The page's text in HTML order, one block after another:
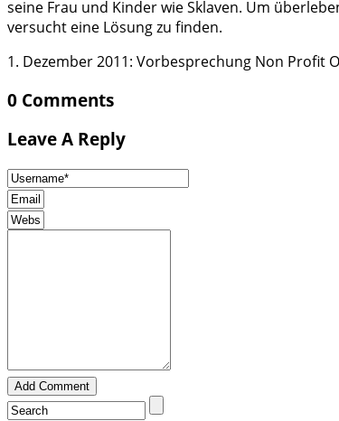
seine Frau und Kinder wie Sklaven. Um
versucht eine Lösung zu finden.
1. Dezember 2011: Vorbesprechung Non Profit
0 Comments
Leave A Reply
Add Comment